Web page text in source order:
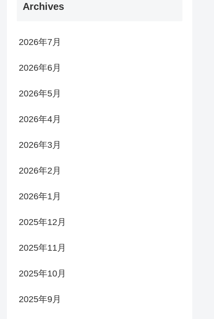
Archives
2026年7月
2026年6月
2026年5月
2026年4月
2026年3月
2026年2月
2026年1月
2025年12月
2025年11月
2025年10月
2025年9月